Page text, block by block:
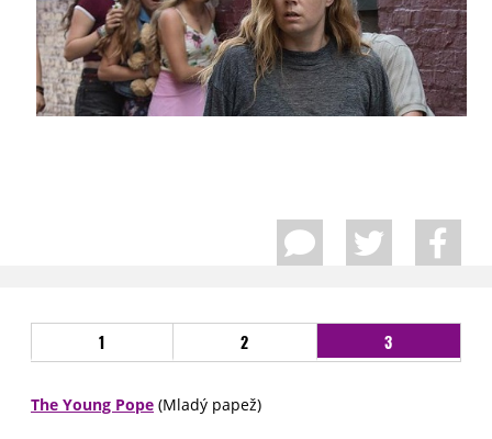
1 2 3
The Young Pope (Mladý papež)